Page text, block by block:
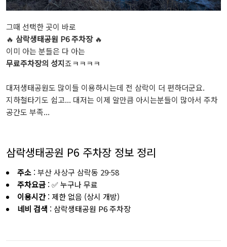
그때 선택한 곳이 바로
🔥 삼락생태공원 P6 주차장🔥
이미 아는 분들은 다 아는
무료주차장의 성지죠ㅋㅋㅋㅋ
대저생태공원도 많이들 이용하시는데 전 삼락이 더 편하더군요.
지하철타기도 쉽고... 대저는 이제 알만큼 아시는분들이 많아서 주차
공간도 부족...
삼락생태공원 P6 주차장 정보 정리
주소 : 부산 사상구 삼락동 29-58
주차요금 : ✅️ 누구나 무료
이용시간: 제한 없음 (상시 개방)
네비 검색 : 삼락생태공원 P6 주차장